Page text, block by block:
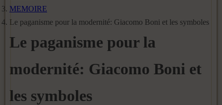
MEMOIRE
Le paganisme pour la modernité: Giacomo Boni et les symboles
Le paganisme pour la
modernité: Giacomo Boni et
les symboles